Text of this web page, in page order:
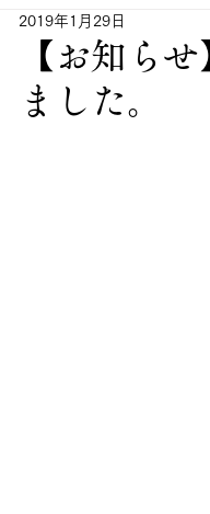
【お知ら
ました。
2019年1月29日